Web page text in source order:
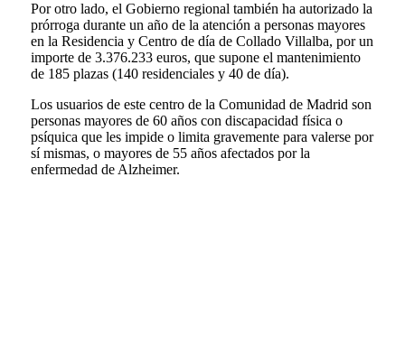
Por otro lado, el Gobierno regional también ha autorizado la
prórroga durante un año de la atención a personas mayores
en la Residencia y Centro de día de Collado Villalba, por un
importe de 3.376.233 euros, que supone el mantenimiento
de 185 plazas (140 residenciales y 40 de día).
Los usuarios de este centro de la Comunidad de Madrid son
personas mayores de 60 años con discapacidad física o
psíquica que les impide o limita gravemente para valerse por
sí mismas, o mayores de 55 años afectados por la
enfermedad de Alzheimer.